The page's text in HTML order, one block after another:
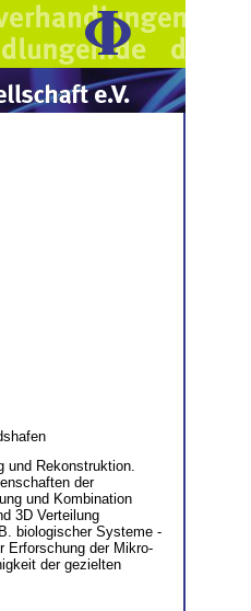
und Rekonstruktion.
der
und Kombination
3D Verteilung
biologischer Systeme -
Erforschung der Mikro-
der gezielten